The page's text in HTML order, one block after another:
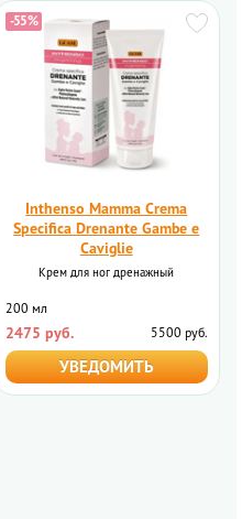
Inthenso Mamma Crema
Specifica Drenante Gambe e
Caviglie
Крем для ног дренажный
-55%
200 мл
2475 руб. 5500 руб.
УВЕДОМИТЬ